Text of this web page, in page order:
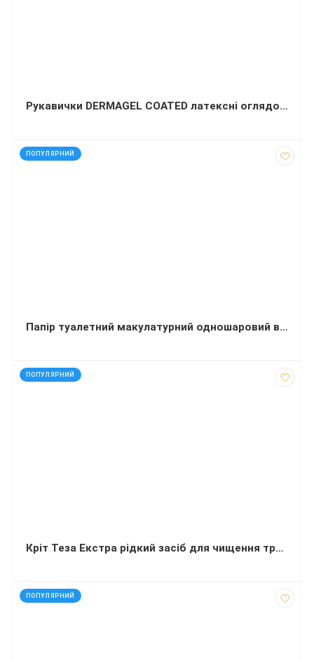
Рукавички DERMAGEL COATED латексні оглядові нестирильні неприпудрені L 50 пар
ПОПУЛЯРНИЙ
код: 50189
Папір туалетний макулатурний одношаровий в рулоні Jumbo 120 м 190х90 мм (упаковка 8 шт.)
ПОПУЛЯРНИЙ
код: 92399
Кріт Теза Екстра рідкий засіб для чищення труб 900 мл
ПОПУЛЯРНИЙ
код: 40019